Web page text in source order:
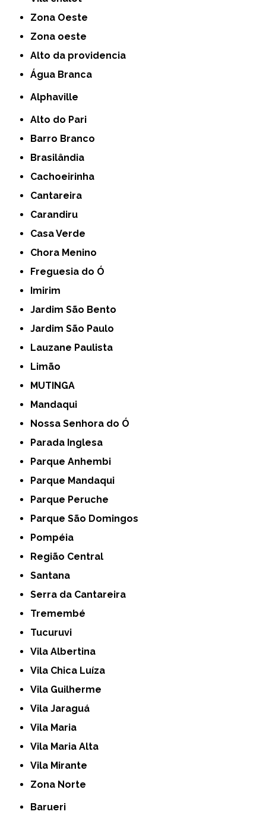
Zona Oeste
Zona oeste
alto da providencia
Água Branca
Alphaville
Alto do Pari
Barro Branco
Brasilândia
Cachoeirinha
Cantareira
Carandiru
Casa Verde
Chora Menino
Freguesia do Ó
Imirim
Jardim São Bento
Jardim São Paulo
Lauzane Paulista
Limão
MUTINGA
Mandaqui
Nossa Senhora do Ó
Parada Inglesa
Parque Anhembi
Parque Mandaqui
Parque Peruche
Parque São Domingos
Pompéia
Região Central
Santana
Serra da Cantareira
Tremembé
Tucuruvi
Vila Albertina
Vila Chica Luíza
Vila Guilherme
Vila Jaraguá
Vila Maria
Vila Maria Alta
Vila Mirante
Zona Norte
Barueri